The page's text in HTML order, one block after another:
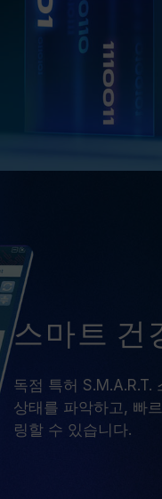
스마트 건
독점 특허
상태를 파악하고, 빠
링할 수 있습니다.